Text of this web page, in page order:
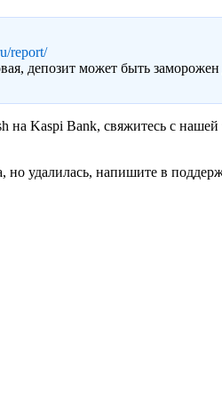
report/
депозит может быть
на Kaspi Bank, свяжитесь с
удалилась, напишите в